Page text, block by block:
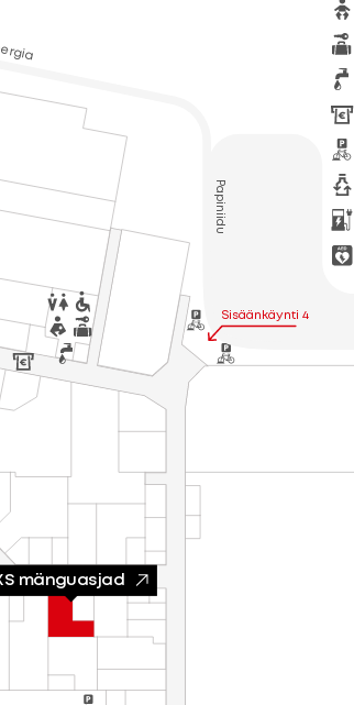
Papiniidu
Sisäänkäynti 4
mänguasjad